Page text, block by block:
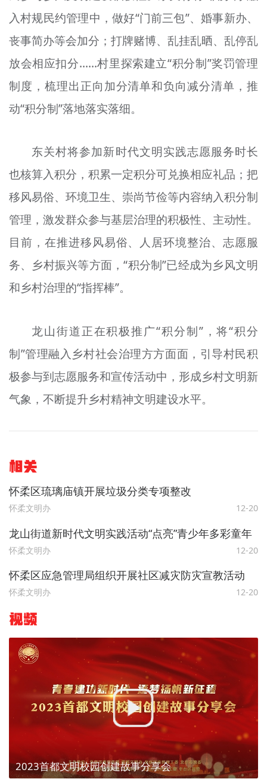
入村规民约管理中，做好“门前三包”、婚事新办、
丧事简办等会加分；打牌赌博、乱挂乱晒、乱停乱
放会相应扣分......村里探索建立“积分制”奖罚管理
制度，梳理出正向加分清单和负向减分清单，推
动“积分制”落地落实落细。
东关村将参加新时代文明实践志愿服务时长
也核算入积分，积累一定积分可兑换相应礼品；把
移风易俗、环境卫生、崇尚节俭等内容纳入积分制
管理，激发群众参与基层治理的积极性、主动性。
目前，在推进移风易俗、人居环境整治、志愿服
务、乡村振兴等方面，“积分制”已经成为乡风文明
和乡村治理的“指挥棒”。
龙山街道正在积极推广“积分制”，将“积分
制”管理融入乡村社会治理方方面面，引导村民积
极参与到志愿服务和宣传活动中，形成乡村文明新
气象，不断提升乡村精神文明建设水平。
相关
怀柔区琉璃庙镇开展垃圾分类专项整改
怀柔文明办 12-20
龙山街道新时代文明实践活动“点亮”青少年多彩童年
怀柔文明办 12-20
怀柔区应急管理局组织开展社区减灾防灾宣教活动
怀柔文明办 12-20
视频
2023首都文明校园创建故事分享会